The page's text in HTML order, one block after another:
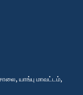
யாங்பு மாவட்டம்,